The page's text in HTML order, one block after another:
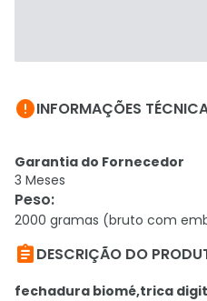
INFORMAÇÕES
Garantia do Fornecedor
3 Meses
Peso:
2000 gramas (bruto com
DESCRIÇÃO DO
fechadura biomé,trica